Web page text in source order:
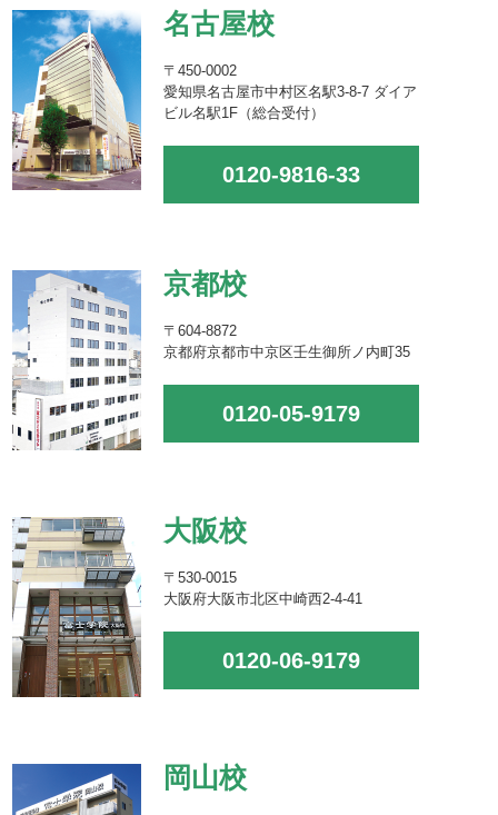
名古屋校
〒450-0002
愛知県名古屋市中村区名駅3-8-7 ダイア
ビル名駅1F（総合受付）
0120-9816-33
京都校
〒604-8872
京都府京都市中京区壬生御所ノ内町35
0120-05-9179
大阪校
〒530-0015
大阪府大阪市北区中崎西2-4-41
0120-06-9179
岡山校